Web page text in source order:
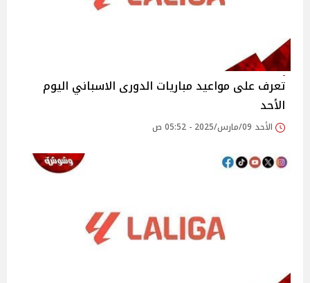
تعرف على مواعيد مباريات الدورى الاسباني اليوم
الأحد
الأحد 09/مارس/2025 - 05:52 ص